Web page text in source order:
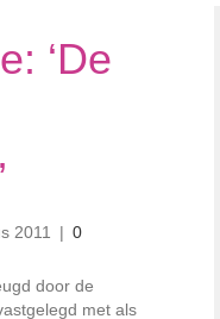
‘De
2011 | 0
door de
met als